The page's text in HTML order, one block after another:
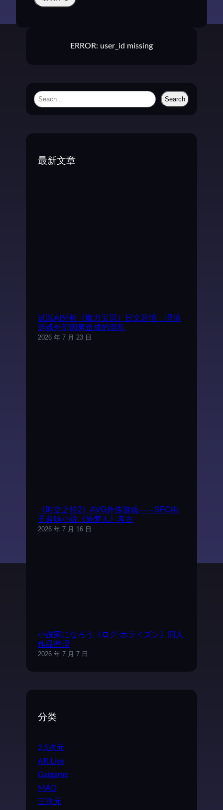
ERROR: user_id missing
S
Search
最新文章
试以AI分析《魔力宝贝》日文剧情，理清
游戏外部因素造成的混乱
2026 年 7 月 23 日
《时空之轮2》AVG外传游戏——SFC电
子音响小说《旅梦人》考古
2026 年 7 月 16 日
小説家になろう《ログ·ホライズン》同人
作品整理
2026 年 7 月 7 日
分类
2.5次元
AR Live
Galgame
MAD
三次元